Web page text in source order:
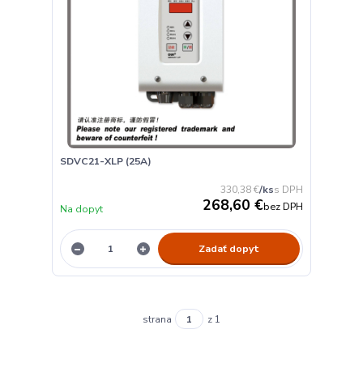
SDVC21-XLP (25A)
330,38 €/ks
268,60 €bez DPH
Na dopyt
Zadať dopyt
strana z 1